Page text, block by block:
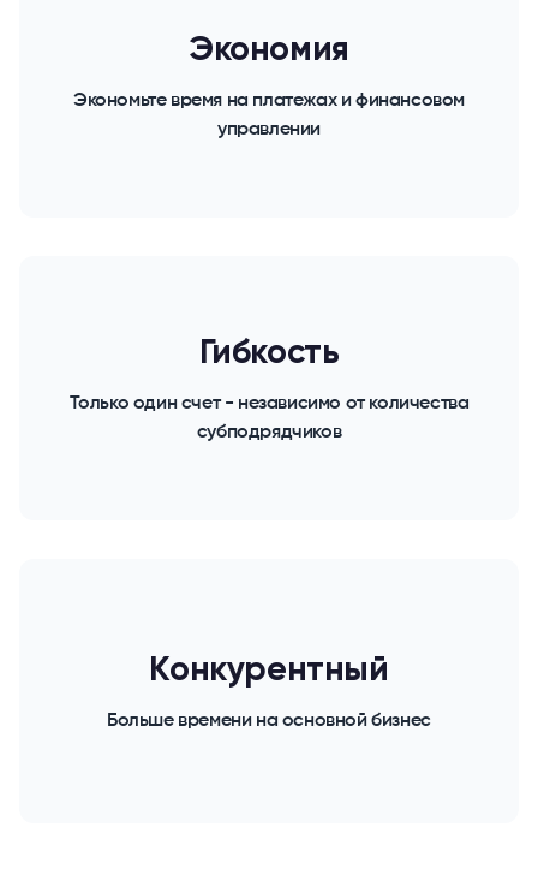
Экономия
Экономьте время на платежах и финансовом
управлении
Гибкость
Только один счет - независимо от количества
субподрядчиков
Конкурентный
Больше времени на основной бизнес